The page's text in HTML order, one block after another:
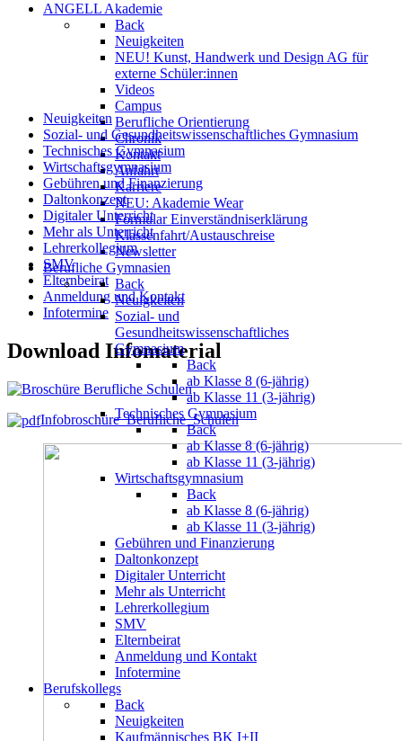
ANGELL Akademie
Back
Neuigkeiten
NEU! Kunst, Handwerk und Design AG für
externe Schüler:innen
Videos
Campus
Berufliche Orientierung
Chronik
Kontakt
Anfahrt
Karriere
NEU: Akademie Wear
Formular Einverständniserklärung
Klassenfahrt/Austauschreise
Newsletter
Berufliche Gymnasien
Back
Neuigkeiten
Sozial- und
Gesundheitswissenschaftliches
Gymnasium
Back
ab Klasse 8 (6-jährig)
ab Klasse 11 (3-jährig)
Technisches Gymnasium
Back
ab Klasse 8 (6-jährig)
ab Klasse 11 (3-jährig)
Wirtschaftsgymnasium
Back
ab Klasse 8 (6-jährig)
ab Klasse 11 (3-jährig)
Gebühren und Finanzierung
Daltonkonzept
Digitaler Unterricht
Mehr als Unterricht
Lehrerkollegium
SMV
Elternbeirat
Anmeldung und Kontakt
Infotermine
Berufskollegs
Back
Neuigkeiten
Kaufmännisches BK I+II
Neuigkeiten
Sozial- und Gesundheitswissenschaftliches Gymnasium
Technisches Gymnasium
Wirtschaftsgymnasium
Gebühren und Finanzierung
Daltonkonzept
Digitaler Unterricht
Mehr als Unterricht
Lehrerkollegium
SMV
Elternbeirat
Anmeldung und Kontakt
Infotermine
Download Infomaterial
Infobroschüre_Berufliche_Schulen